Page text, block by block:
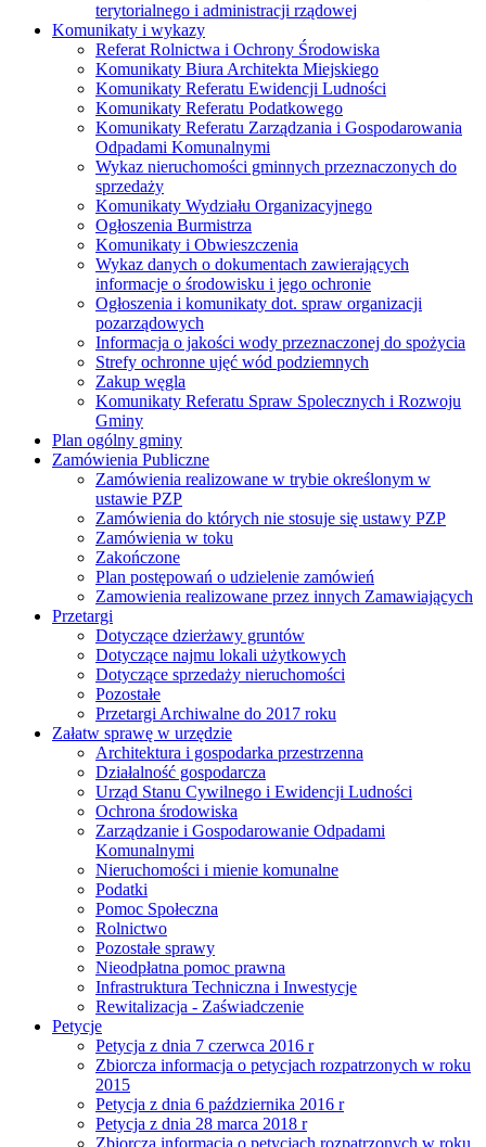
terytorialnego i administracji rządowej
Komunikaty i wykazy
Referat Rolnictwa i Ochrony Środowiska
Komunikaty Biura Architekta Miejskiego
Komunikaty Referatu Ewidencji Ludności
Komunikaty Referatu Podatkowego
Komunikaty Referatu Zarządzania i Gospodarowania
Odpadami Komunalnymi
Wykaz nieruchomości gminnych przeznaczonych do
sprzedaży
Komunikaty Wydziału Organizacyjnego
Ogłoszenia Burmistrza
Komunikaty i Obwieszczenia
Wykaz danych o dokumentach zawierających
informacje o środowisku i jego ochronie
Ogłoszenia i komunikaty dot. spraw organizacji
pozarządowych
Informacja o jakości wody przeznaczonej do spożycia
Strefy ochronne ujęć wód podziemnych
Zakup węgla
Komunikaty Referatu Spraw Spolecznych i Rozwoju
Gminy
Plan ogólny gminy
Zamówienia Publiczne
Zamówienia realizowane w trybie określonym w
ustawie PZP
Zamówienia do których nie stosuje się ustawy PZP
Zamówienia w toku
Zakończone
Plan postępowań o udzielenie zamówień
Zamowienia realizowane przez innych Zamawiających
Przetargi
Dotyczące dzierżawy gruntów
Dotyczące najmu lokali użytkowych
Dotyczące sprzedaży nieruchomości
Pozostałe
Przetargi Archiwalne do 2017 roku
Załatw sprawę w urzędzie
Architektura i gospodarka przestrzenna
Działalność gospodarcza
Urząd Stanu Cywilnego i Ewidencji Ludności
Ochrona środowiska
Zarządzanie i Gospodarowanie Odpadami
Komunalnymi
Nieruchomości i mienie komunalne
Podatki
Pomoc Społeczna
Rolnictwo
Pozostałe sprawy
Nieodpłatna pomoc prawna
Infrastruktura Techniczna i Inwestycje
Rewitalizacja - Zaświadczenie
Petycje
Petycja z dnia 7 czerwca 2016 r
Zbiorcza informacja o petycjach rozpatrzonych w roku
2015
Petycja z dnia 6 października 2016 r
Petycja z dnia 28 marca 2018 r
Zbiorcza informacja o petycjach rozpatrzonych w roku